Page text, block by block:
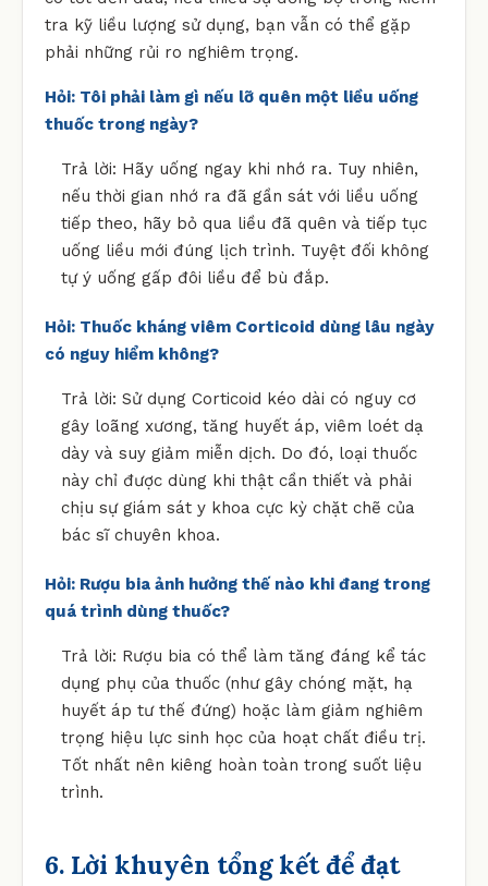
tra kỹ liều lượng sử dụng, bạn vẫn có thể gặp
phải những rủi ro nghiêm trọng.
Hỏi: Tôi phải làm gì nếu lỡ quên một liều uống
thuốc trong ngày?
Trả lời: Hãy uống ngay khi nhớ ra. Tuy nhiên,
nếu thời gian nhớ ra đã gần sát với liều uống
tiếp theo, hãy bỏ qua liều đã quên và tiếp tục
uống liều mới đúng lịch trình. Tuyệt đối không
tự ý uống gấp đôi liều để bù đắp.
Hỏi: Thuốc kháng viêm Corticoid dùng lâu ngày
có nguy hiểm không?
Trả lời: Sử dụng Corticoid kéo dài có nguy cơ
gây loãng xương, tăng huyết áp, viêm loét dạ
dày và suy giảm miễn dịch. Do đó, loại thuốc
này chỉ được dùng khi thật cần thiết và phải
chịu sự giám sát y khoa cực kỳ chặt chẽ của
bác sĩ chuyên khoa.
Hỏi: Rượu bia ảnh hưởng thế nào khi đang trong
quá trình dùng thuốc?
Trả lời: Rượu bia có thể làm tăng đáng kể tác
dụng phụ của thuốc (như gây chóng mặt, hạ
huyết áp tư thế đứng) hoặc làm giảm nghiêm
trọng hiệu lực sinh học của hoạt chất điều trị.
Tốt nhất nên kiêng hoàn toàn trong suốt liệu
trình.
6. Lời khuyên tổng kết để đạt